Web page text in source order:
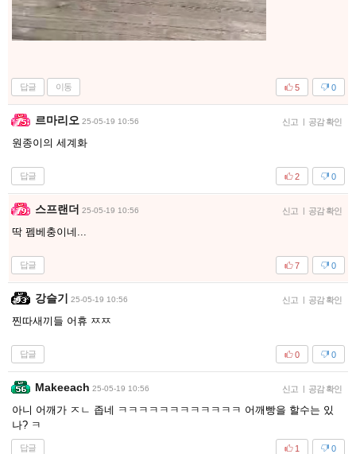
답글 이동 0
5
르마리오 25-05-19 10:56 신고 | 공감 확인
원종이의 세계화
답글 0
2
스프랜더 25-05-19 10:56 신고 | 공감 확인
딱 펨베충이네...
답글 0
7
강슬기 25-05-19 10:56 신고 | 공감 확인
찐따새끼들 어휴 ㅉㅉ
답글 0
0
Makeeach 25-05-19 10:56 신고 | 공감 확인
아니 어깨가 ㅈㄴ 좁네 ㅋㅋㅋㅋㅋㅋㅋㅋㅋㅋㅋㅋ 어깨빵을 할수는 있
나? ㅋ
답글 0
1